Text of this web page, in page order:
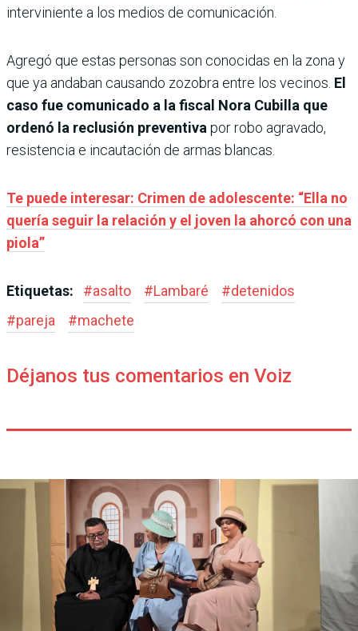
interviniente a los medios de comunicación.
Agregó que estas personas son conocidas en la zona y
que ya andaban causando zozobra entre los vecinos. El
caso fue comunicado a la fiscal Nora Cubilla que
ordenó la reclusión preventiva por robo agravado,
resistencia e incautación de armas blancas.
Te puede interesar: Crimen de adolescente: “Ella no
quería seguir la relación y el joven la ahorcó con una
piola”
Etiquetas: #asalto #Lambaré #detenidos
#pareja #machete
Déjanos tus comentarios en Voiz